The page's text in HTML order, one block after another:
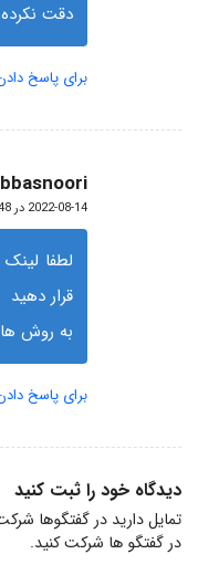
دقت
برای پاسخ
گفته:
2022-08-14 در 1:48 ب.ظ
لطفا
قرار دهید
به روش
برای پاسخ
دیدگاه خود را ثبت کنید
تمایل دارید در گفتگوها
در گفتگو ها شرکت کنید.